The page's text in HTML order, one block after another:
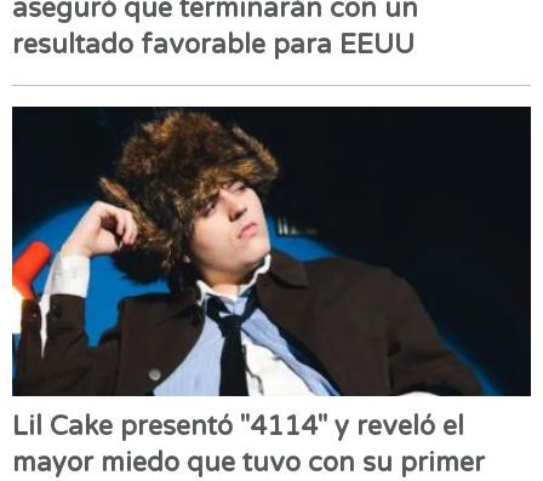
aseguró que terminarán con un
resultado favorable para EEUU
Lil Cake presentó "4114" y reveló el
mayor miedo que tuvo con su primer